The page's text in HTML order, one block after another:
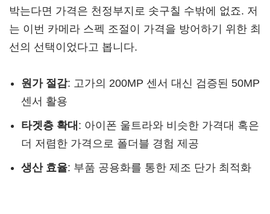
박는다면 가격은 천정부지로 솟구칠 수밖에 없죠. 저
는 이번 카메라 스펙 조절이 가격을 방어하기 위한 최
선의 선택이었다고 봅니다.
원가 절감: 고가의 200MP 센서 대신 검증된 50MP
센서 활용
타겟층 확대 : 아이폰 울트라와 비슷한 가격대 혹은
더 저렴한 가격으로 폴더블 경험 제공
생산 효율: 부품 공용화를 통한 제조 단가 최적화